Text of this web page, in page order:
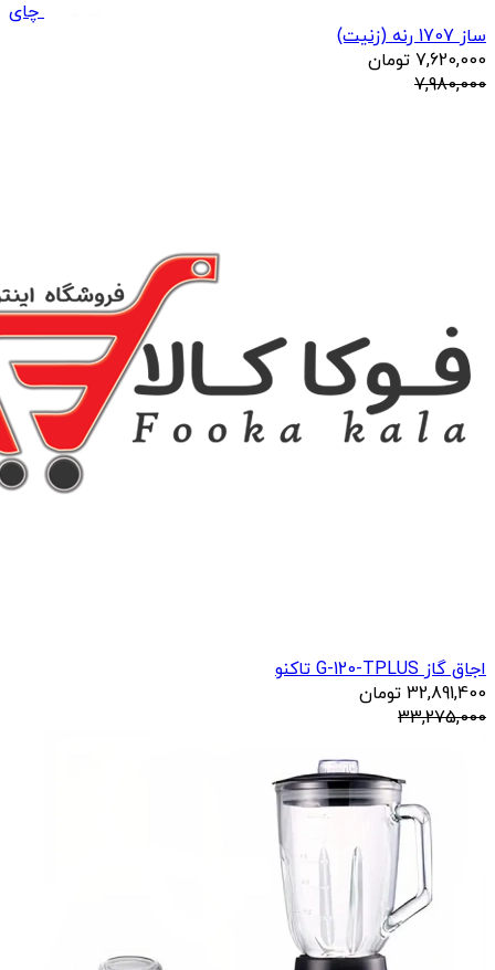
چای
ساز 1707 رنه (زنیت)
7,620,000 تومان
7,980,000
اجاق گاز G-120-TPLUS تاکنو
32,891,400 تومان
33,275,000